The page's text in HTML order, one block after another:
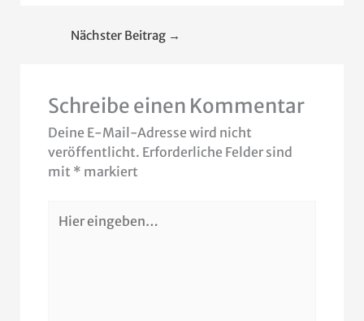
Nächster Beitrag →
Schreibe einen Kommentar
Deine E-Mail-Adresse wird nicht
veröffentlicht. Erforderliche Felder sind
mit * markiert
eingeben…